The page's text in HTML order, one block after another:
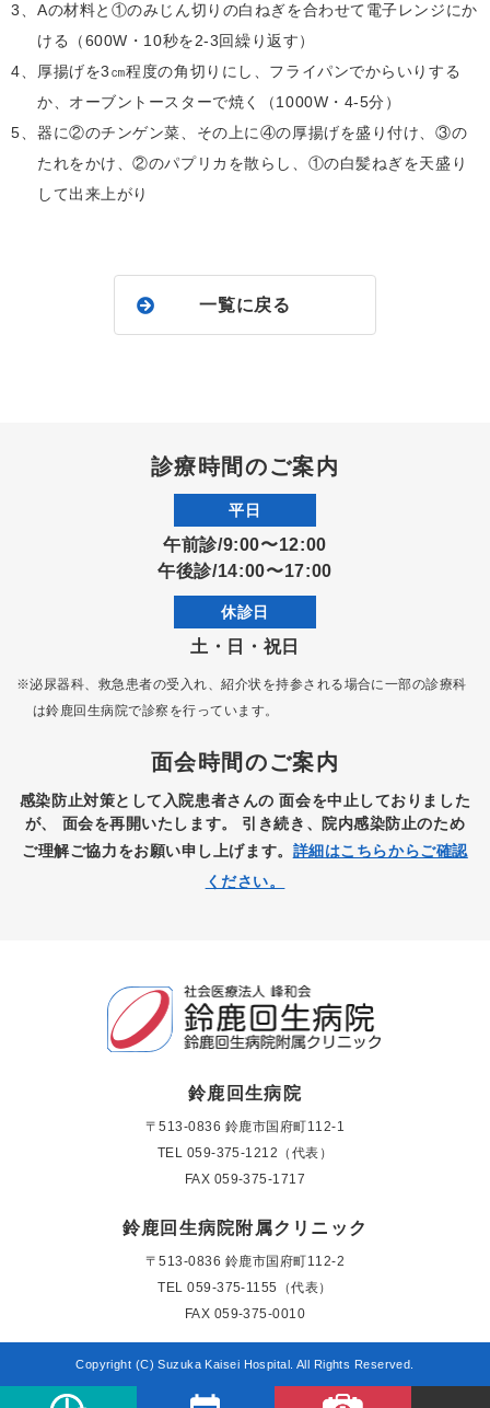
3、 Aの材料と①のみじん切りの白ねぎを合わせて電子レンジにか
ける（600W・10秒を2-3回繰り返す）
4、
厚揚げを3㎝程度の角切りにし、フライパンでからいりする
か、オーブントースターで焼く（1000W・4-5分）
5、 器に②のチンゲン菜、その上に④の厚揚げを盛り付け、③の
たれをかけ、②のパプリカを散らし、①の白髪ねぎを天盛り
して出来上がり
一覧に戻る
診療時間のご案内
平日
午前診/9:00〜12:00
午後診/14:00〜17:00
休診日
土・日・祝日
※泌尿器科、救急患者の受入れ、紹介状を持参される場合に一部の診療科
は鈴鹿回生病院で診察を行っています。
面会時間のご案内
感染防止対策として入院患者さんの面会を中止しておりました
が、 面会を再開いたします。 引き続き、院内感染防止のため
ご理解ご協力をお願い申し上げます。 詳細はこちらからご確認
ください。
鈴鹿回生病院
〒513-0836 鈴鹿市国府町112-1
TEL 059-375-1212（代表）
FAX 059-375-1717
鈴鹿回生病院附属クリニック
〒513-0836 鈴鹿市国府町112-2
TEL059-375-1155（代表）
FAX 059-375-0010
Copyright (C) Suzuka Kaisei Hospital. All Rights Reserved.